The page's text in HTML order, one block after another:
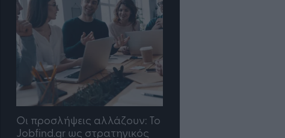
TP Greece: Πώς
διαμορφώνεται το μέλλον